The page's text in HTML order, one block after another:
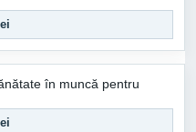
în muncă pentru